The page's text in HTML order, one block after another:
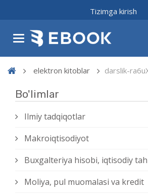
Tizimga kirish
elektron kitoblar darslik-
Bo'limlar
Ilmiy tadqiqotlar
Makroiqtisodiyot
Buxgalteriya hisobi, iqtisodiy
Moliya, pul muomalasi va kredit